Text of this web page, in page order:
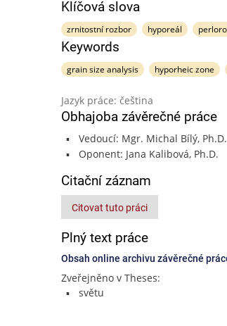
Klíčová slova
zrnitostní rozbor hyporeál
Keywords
grain size analysis hyporheic zone
Jazyk práce: čeština
Obhajoba závěrečné práce
Vedoucí: Mgr. Michal Bílý, Ph.D.
Oponent: Jana Kalibová, Ph.D.
Citační záznam
Citovat tuto práci
Plný text práce
Obsah online archivu závěrečné
Zveřejněno v Theses:
světu